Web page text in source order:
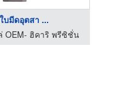
บมีดอุตสา ...
OEM- ฮิคาริ พรีซิชั่น